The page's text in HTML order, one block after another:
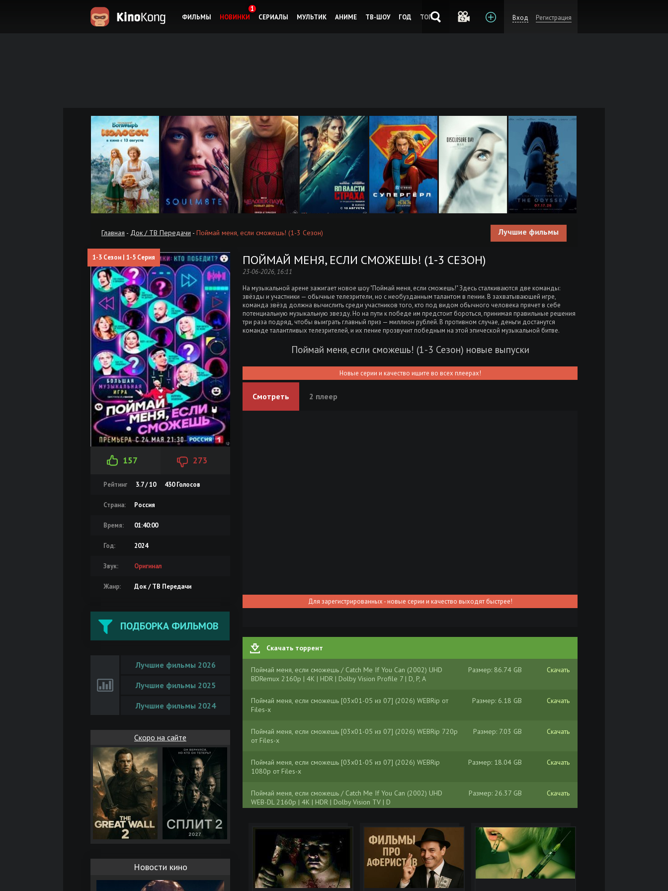
ФИЛЬМЫ НОВИНКИ
1
СЕРИАЛЫ
МУЛЬТИК АНИМЕ ТВ-ШОУ ГОД ТОП Вход Регистрация
Главная - Док / ТВ Передачи - Поймай меня, если сможешь! (1-3 Сезон) Лучшие фильмы
1-3 Сезон | 1-5 Серия
157 273
Рейтинг 3.7 / 10 430Голосов
Страна: Россия
Время: 01:40:00
Год: 2024
Звук: Оригинал
Жанр: Док / ТВ Передачи
ПОДБОРКА ФИЛЬМОВ
Лучшие фильмы 2026
Лучшие фильмы 2025
Лучшие фильмы 2024
Скоро на сайте
Новости кино
ПОЙМАЙ МЕНЯ, ЕСЛИ СМОЖЕШЬ! (1-3 СЕЗОН)
23-06-2026, 16:11
На музыкальной арене зажигает новое шоу "Поймай меня, если сможешь!" Здесь сталкиваются две команды:
звёзды и участники — обычные телезрители, но с необузданным талантом в пении. В захватывающей игре,
команда звёзд должна вычислить среди участников того, кто под видом обычного человека прячет в себе
потенциальную музыкальную звезду. Но на пути к победе им предстоит бороться, принимая правильные решения
три раза подряд, чтобы выиграть главный приз — миллион рублей. В противном случае, деньги достанутся
команде талантливых телезрителей, и их пение прозвучит победным на этой эпической музыкальной битве.
Поймай меня, если сможешь! (1-3 Сезон) новые выпуски
Новые серии и качество ищите во всех плеерах!
Смотреть 2 плеер
Для зарегистрированных - новые серии и качество выходят быстрее!
Скачать торрент
Поймай меня, если сможешь / Catch Me If You Can (2002) UHD
BDRemux 2160p | 4K | HDR | Dolby Vision Profile 7 | D, P, A
Размер: 86.74 GB Скачать
Поймай меня, если сможешь [03x01-05 из 07] (2026) WEBRip от
Files-x
Размер: 6.18 GB Скачать
Поймай меня, если сможешь [03x01-05 из 07] (2026) WEBRip 720p
от Files-x
Размер: 7.03 GB Скачать
Поймай меня, если сможешь [03x01-05 из 07] (2026) WEBRip
1080p от Files-x
Размер: 18.04 GB Скачать
Поймай меня, если сможешь / Catch Me If You Can (2002) UHD
WEB-DL 2160p | 4K | HDR | Dolby Vision TV | D
Размер: 26.37 GB Скачать
DLRip-AVC | КПК | D, P | Open Matte
Поймай меня, если сможешь / Упіймай мене, якщо зможеш / Catch
Me If You Can (2002) WEB-DLRip-AVC | КПК | P | Open Matte | UKR
Размер: 800.16 MB Скачать
Поймай меня, если сможешь / Catch Me If You Can (2002) UHD